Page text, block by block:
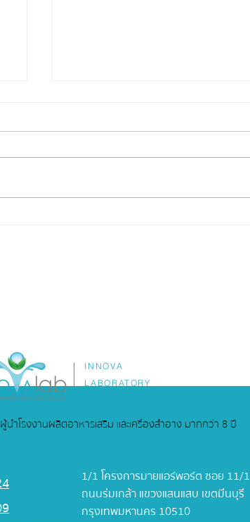
1/1 โครงการมายแอร์พอร์ต ซอย 11/1
ถนนร่มเกล้า แขวงแสนแสบ เขตมีนบุรี
กรุงเทพมหานคร 10510
INNOVA
LABORATORY
นำโรงงานผลิตอาหารเสริม และเครื่องสำอาง มากกว่า 8 ปี